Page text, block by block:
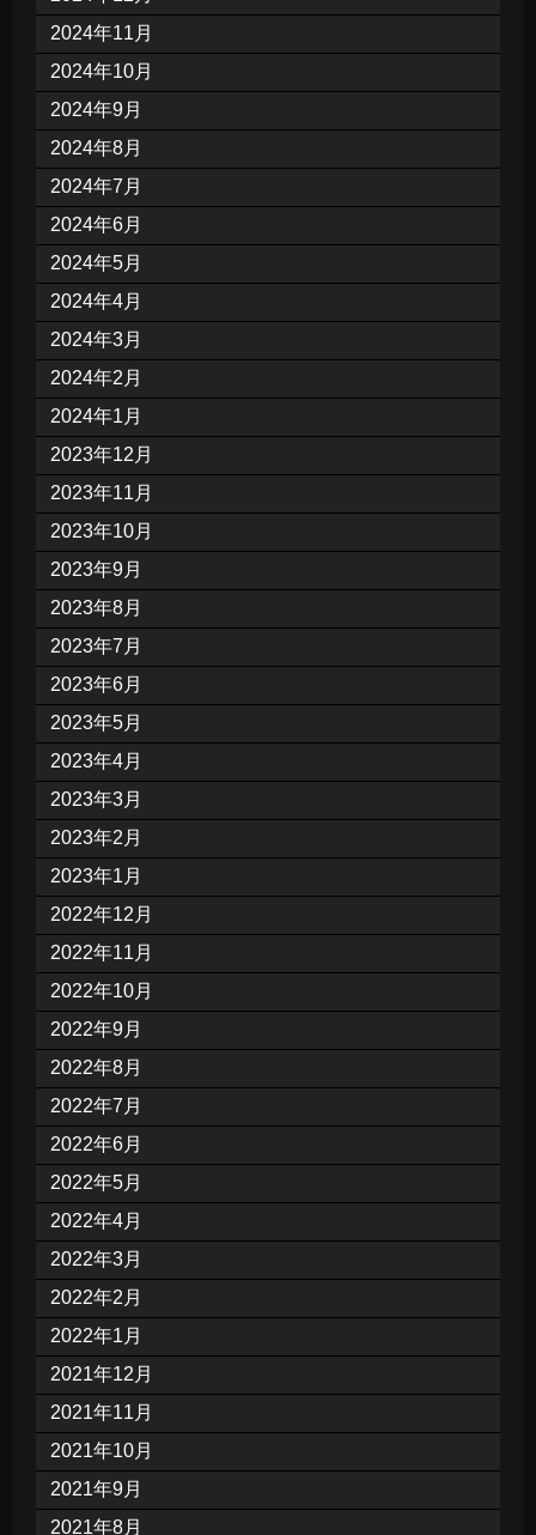
2024年11月
2024年10月
2024年9月
2024年8月
2024年7月
2024年6月
2024年5月
2024年4月
2024年3月
2024年2月
2024年1月
2023年12月
2023年11月
2023年10月
2023年9月
2023年8月
2023年7月
2023年6月
2023年5月
2023年4月
2023年3月
2023年2月
2023年1月
2022年12月
2022年11月
2022年10月
2022年9月
2022年8月
2022年7月
2022年6月
2022年5月
2022年4月
2022年3月
2022年2月
2022年1月
2021年12月
2021年11月
2021年10月
2021年9月
2021年8月